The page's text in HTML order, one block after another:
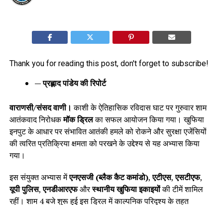
Thank you for reading this post, don't forget to subscribe!
— प्रह्लाद पांडेय की रिपोर्ट
वाराणसी/संसद वाणी।काशी के ऐतिहासिक रविदास घाट पर गुरुवार शाम
आतंकवाद निरोधकमॉक ड्रिलका सफल आयोजन किया गया। खुफिया
इनपुट के आधार पर संभावित आतंकी हमले को रोकने और सुरक्षा एजेंसियों
की त्वरित प्रतिक्रिया क्षमता को परखने के उद्देश्य से यह अभ्यास किया
गया।
इस संयुक्त अभ्यास मेंएनएसजी (ब्लैक कैट कमांडो),एटीएस,एसटीएफ,
यूपी पुलिस,एनडीआरएफऔरस्थानीय खुफिया इकाइयोंकी टीमें शामिल
रहीं। शाम 4 बजे शुरू हुई इस ड्रिल में काल्पनिक परिदृश्य के तहत